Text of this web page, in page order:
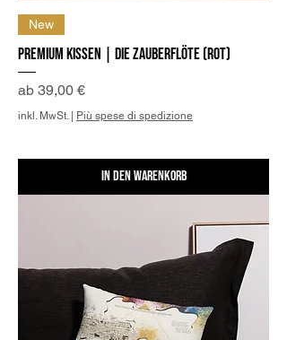
New
Premium Kissen | Die Zauberflöte (Rot)
ab 39,00 €
Sale-Preis
inkl. MwSt.| Più spese di spedizione
In den Warenkorb